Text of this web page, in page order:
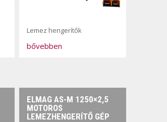
Lemez hengerítők
bővebben
ELMAG AS-M 1250×2,5
MOTOROS
LEMEZHENGERÍTŐ GÉP